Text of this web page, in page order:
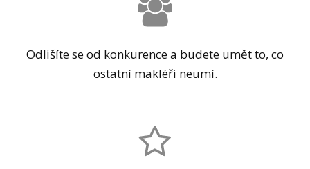
Odlišíte se od konkurence a budete umět to, co
ostatní makléři neumí.